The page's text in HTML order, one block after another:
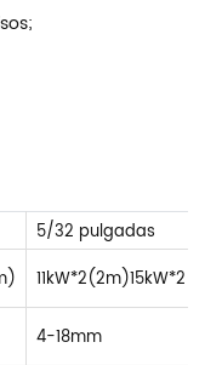
5/32 pulgadas
4-18mm